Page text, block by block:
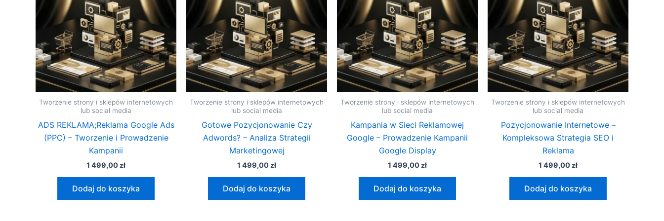
Tworzenie strony i sklepów internetowych
lub social media
ADS REKLAMA;Reklama Google Ads
(PPC) – Tworzenie i Prowadzenie
Kampanii
1 499,00 zł
Dodaj do koszyka
Tworzenie strony i sklepów internetowych
lub social media
Gotowe Pozycjonowanie Czy
Adwords? – Analiza Strategii
Marketingowej
1 499,00 zł
Dodaj do koszyka
Tworzenie strony i sklepów internetowych
lub social media
Kampania w Sieci Reklamowej
Google – Prowadzenie Kampanii
Google Display
1 499,00 zł
Dodaj do koszyka
Tworzenie strony i sklepów internetowych
lub social media
Pozycjonowanie Internetowe –
Kompleksowa Strategia SEO i
Reklama
1 499,00 zł
Dodaj do koszyka